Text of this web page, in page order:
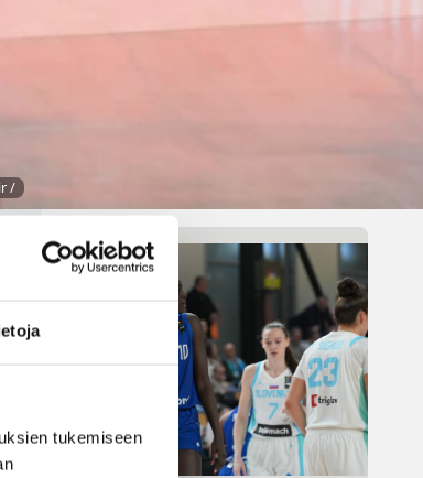
tukemiseen
/
kotimaaottelu lähestyvät.